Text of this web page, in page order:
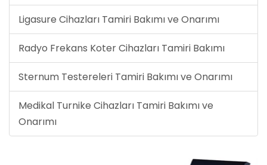
Ligasure Cihazları Tamiri Bakımı ve Onarımı
Radyo Frekans Koter Cihazları Tamiri Bakımı
Sternum Testereleri Tamiri Bakımı ve Onarımı
Medikal Turnike Cihazları Tamiri Bakımı ve
Onarımı